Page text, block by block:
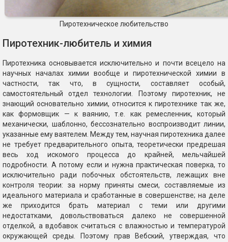
Пиротехническое любительство
Пиротехник-любитель и химия
Пиротехника основывается исключительно и почти всецело на
научных началах химии вообще и пиротехнической химии в
частности, так что, в сущности, составляет особый,
самостоятельный отдел технологии. Поэтому пиротехник, не
знающий основательно химии, относится к пиротехнике так же,
как формовщик — к ваянию, т.е. как ремесленник, который
механически, шаблонно, бессознательно воспроизводит линии,
указанные ему ваятелем. Между тем, научная пиротехника далее
не требует предварительного опыта, теоретически предрешая
весь ход искомого процесса до крайней, мельчайшей
подробности. А потому если и нужна практическая поверка, то
исключительно ради побочных обстоятельств, лежащих вне
контроля теории: за норму приняты смеси, составляемые из
идеального материала и сработанные в совершенстве; на деле
же приходится брать материал с теми или другими
недостатками, довольствоваться далеко не совершенной
отделкой, а вдобавок считаться с влажностью и температурой
окружающей среды. Поэтому прав Вебский, утверждая, что